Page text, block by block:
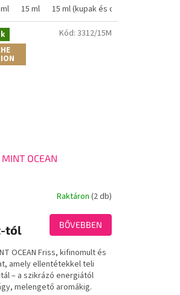
15 ml 15 ml (kupak és doboz nélkül)
OCEAN
Raktáron (2 db)
tól BŐVEBBEN
OCEAN Friss, kifinomult és
amely ellentétekkel teli
– a szikrázó energiától
melengető aromákig.
Kód: 3312/15M